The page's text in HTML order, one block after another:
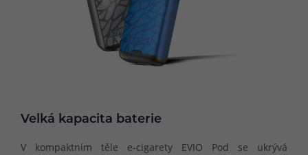
Velká kapacita baterie
V kompaktním těle e-cigarety EVIO Pod se ukrývá